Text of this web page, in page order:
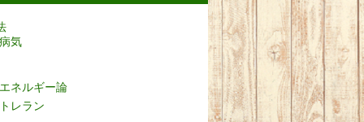
病気
エネルギー論
トレラン